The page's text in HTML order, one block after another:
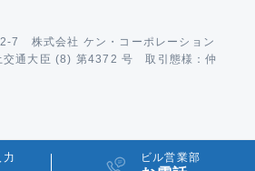
2-7 株式会社 ケン・コーポレーション
交通大臣 (8) 第4372 号 取引態様：仲
ビル営業部